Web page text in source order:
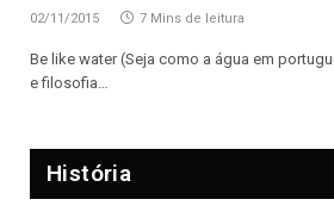
02/11/2015 7 Mins de leitura
Be like water (Seja como a água em
e filosofia…
História